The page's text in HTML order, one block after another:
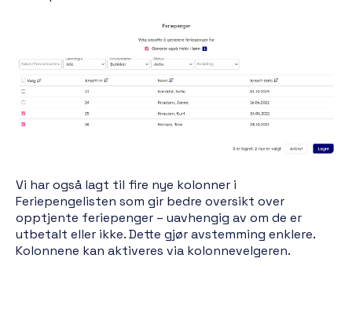
Vi har også lagt til fire nye kolonner i
Feriepengelisten som gir bedre oversikt over
opptjente feriepenger – uavhengig av om de er
utbetalt eller ikke. Dette gjør avstemming enklere.
Kolonnene kan aktiveres via kolonnevelgeren.